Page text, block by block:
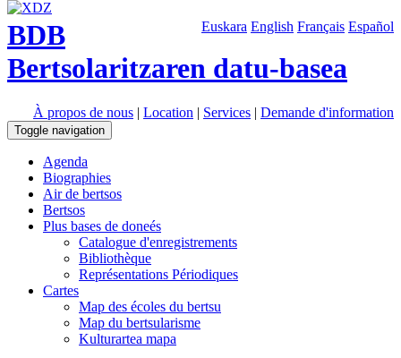
Euskara English Français Español
BDB
Bertsolaritzaren datu-basea
À propos de nous | Location | Services | Demande d'information
Toggle navigation
Agenda
Biographies
Air de bertsos
Bertsos
Plus bases de doneés
Catalogue d'enregistrements
Bibliothèque
Représentations Périodiques
Cartes
Map des écoles du bertsu
Map du bertsularisme
Kulturartea mapa